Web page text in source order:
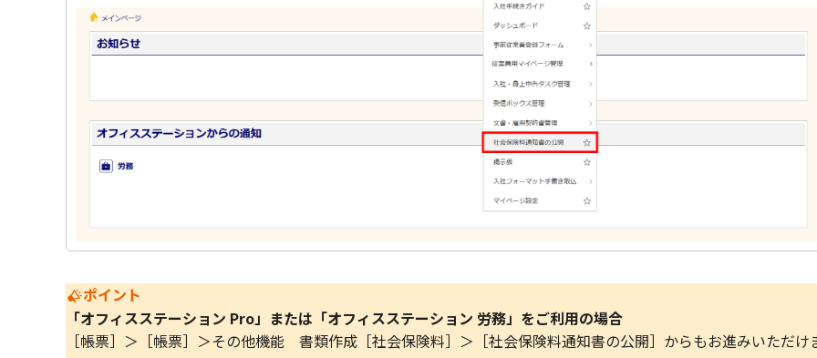
ポイント
「オフィスステーション Pro」または「オフィスステーション 労務」をご利用の場合
［帳票］＞［帳票］＞その他機能 書類作成［社会保険料］＞［社会保険料通知書の公開］からもお進みいただけ